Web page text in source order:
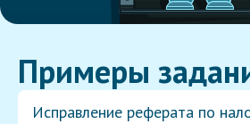
Примеры
Исправление реферата по